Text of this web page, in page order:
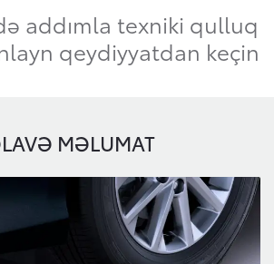
addımla texniki qulluq
qeydiyyatdan keçin
MƏLUMAT